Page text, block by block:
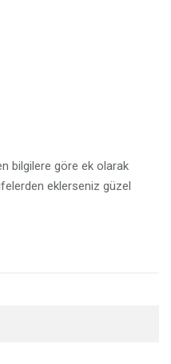
bilgilere göre ek olarak
eklerseniz güzel